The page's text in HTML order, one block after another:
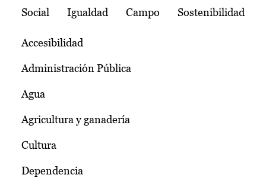
Social Igualdad Campo Sostenibilidad
Accesibilidad
Administración Pública
Agua
Agricultura y ganadería
Cultura
Dependencia